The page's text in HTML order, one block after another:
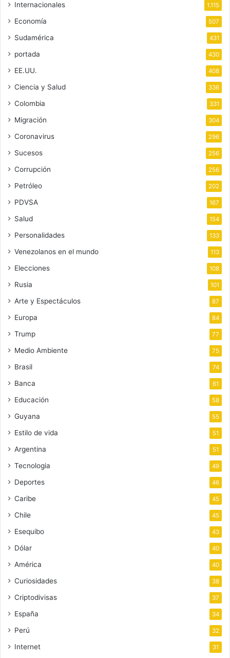
Internacionales 1.115
Economía 507
Sudamérica 431
portada 430
EE.UU. 408
Ciencia y Salud 336
Colombia 331
Migración 304
Coronavirus 296
Sucesos 256
Corrupción 256
Petróleo 202
PDVSA 167
Salud 154
Personalidades 133
Venezolanos en el mundo 113
Elecciones 108
Rusia 101
Arte y Espectáculos 87
Europa 84
Trump 77
Medio Ambiente 75
Brasil 74
Banca 61
Educación 58
Guyana 55
Estilo de vida 51
Argentina 51
Tecnologia 49
Deportes 46
Caribe 45
Chile 45
Esequibo 43
Dólar 40
América 40
Curiosidades 38
Criptodivisas 37
España 34
Perú 32
Internet 31